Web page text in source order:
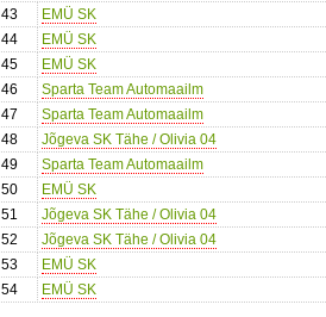
43
EMÜ SK
44
EMÜ SK
45
EMÜ SK
46
Sparta Team Automaailm
47
Sparta Team Automaailm
48
Jõgeva SK Tähe / Olivia 04
49
Sparta Team Automaailm
50
EMÜ SK
51
Jõgeva SK Tähe / Olivia 04
52
Jõgeva SK Tähe / Olivia 04
53
EMÜ SK
54
EMÜ SK